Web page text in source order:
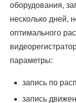
оборудования,
несколько дней,
оптимального
параметры:
запись по
запись